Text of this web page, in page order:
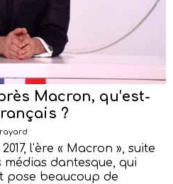
Macron, qu’est-
?
l’ère « Macron », suite
dantesque, qui
pose beaucoup de